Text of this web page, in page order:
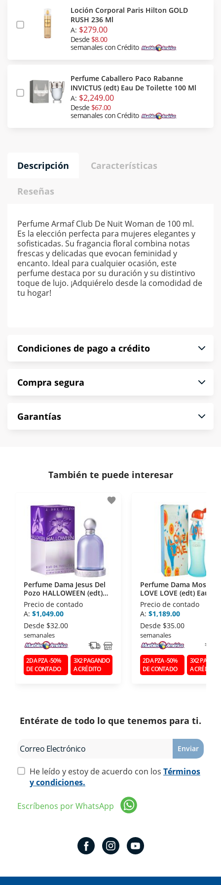
Loción Corporal Paris Hilton GOLD
RUSH 236 Ml
A: $279.00
Desde $8.00
semanales con Crédito
Perfume Caballero Paco Rabanne
INVICTUS (edt) Eau De Toilette 100 Ml
A: $2,249.00
Desde $67.00
semanales con Crédito
Descripción Características
Reseñas
Perfume Armaf Club De Nuit Woman de 100 ml.
Es la elección perfecta para mujeres elegantes y
sofisticadas. Su fragancia floral combina notas
frescas y delicadas que evocan feminidad y
encanto. Ideal para cualquier ocasión, este
perfume destaca por su duración y su distintivo
toque de lujo. ¡Adquiérelo desde la comodidad de
tu hogar!
Condiciones de pago a crédito
puntualmente. Al finalizar tu compra generas el
*Sujeto a aprobación de crédito conforme a
norma de Muebles América.
Compra segura
compra es segura de principio a fin.
- Certificados de seguridad SSL y Encriptación 3D.
disposiciones legales y Códigos de Ética de la
Asociación Mexicana de Internet (AIMX).
- Nos encontramos en la lista de socios Activos de
la Asociación de Internet.MX.
Garantías
También te puede interesar
favorite
Perfume Dama Jesus Del
Pozo HALLOWEEN (edt)
Eau De Toilette 100 Ml
Precio de contado
A: $1,049.00
Desde $32.00
semanales
2DA PZA -50%
DE CONTADO
3X2 PAGANDO
A CRÉDITO
Perfume Dama
LOVE LOVE (edt) Eau De
Toilette 100 Ml
Precio de contado
A: $1,189.00
Desde $35.00
semanales
2DA PZA -50%
DE CONTADO
3X2
A CRÉDITO
Entérate de todo lo que tenemos para ti.
Enviar
He leído y estoy de acuerdo con los Términos
y condiciones.
Escríbenos por WhatsApp